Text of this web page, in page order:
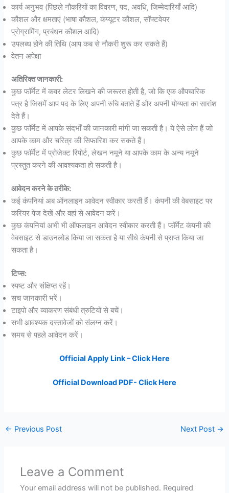
कार्य अनुभव (पिछले नौकरियों का विवरण, पद, अवधि, जिम्मेदारियाँ आदि)
कौशल और क्षमताएं (भाषा कौशल, कंप्यूटर कौशल, सॉफ्टवेयर
प्रोग्रामिंग, प्रबंधन कौशल आदि)
उपलब्ध होने की तिथि (आप कब से नौकरी शुरू कर सकते हैं)
वेतन अपेक्षा
अतिरिक्त जानकारी:
कुछ फॉर्मेट में कवर लेटर लिखने की जरूरत होती है, जो कि एक औपचारिक
पत्र है जिसमें आप पद के लिए अपनी रुचि बताते हैं और अपनी योग्यता का सारांश
देते हैं।
कुछ फॉर्मेट में आपके संदर्भों की जानकारी मांगी जा सकती है। ये ऐसे लोग हैं जो
आपके काम और चरित्र की सिफारिश कर सकते हैं।
कुछ फॉर्मेट में प्रोजेक्ट रिपोर्ट, लेखन नमूने या आपके काम के अन्य नमूने
प्रस्तुत करने की आवश्यकता हो सकती है।
आवेदन करने के तरीके:
कई कंपनियां अब ऑनलाइन आवेदन स्वीकार करती हैं। कंपनी की वेबसाइट पर
करियर पेज देखें और वहां से आवेदन करें।
कुछ कंपनियां अभी भी ऑफलाइन आवेदन स्वीकार करती हैं। फॉर्मेट कंपनी की
वेबसाइट से डाउनलोड किया जा सकता है या सीधे कंपनी से प्राप्त किया जा
सकता है।
टिप्स:
स्पष्ट और संक्षिप्त रहें।
सच जानकारी भरें।
टाइपो और व्याकरण संबंधी त्रुटियों से बचें।
सभी आवश्यक दस्तावेजों को संलग्न करें।
समय से पहले आवेदन करें।
Official Apply Link – Click Here
Official Download PDF- Click Here
← Previous Post Next Post →
Leave a Comment
Your email address will not be published. Required